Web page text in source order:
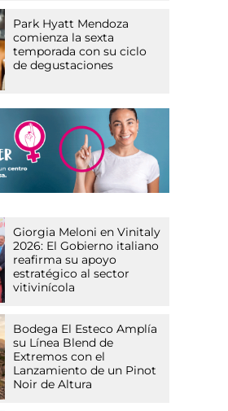
Park Hyatt Mendoza
comienza la sexta
temporada con su ciclo
de degustaciones
Giorgia Meloni en Vinitaly
2026: El Gobierno italiano
reafirma su apoyo
estratégico al sector
vitivinícola
Bodega El Esteco Amplía
su Línea Blend de
Extremos con el
Lanzamiento de un Pinot
Noir de Altura